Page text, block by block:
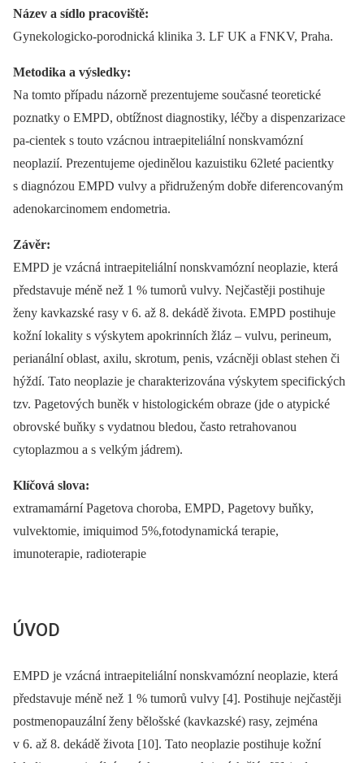
Název a sídlo pracoviště:
Gynekologicko-porodnická klinika 3. LF UK a FNKV, Praha.
Metodika a výsledky:
Na tomto případu názorně prezentujeme současné teoretické
poznatky o EMPD, obtížnost diagnostiky, léčby a dispenzarizace
pa-cientek s touto vzácnou intraepiteliální nonskvamózní
neoplazií. Prezentujeme ojedinělou kazuistiku 62leté pacientky
s diagnózou EMPD vulvy a přidruženým dobře diferencovaným
adenokarcinomem endometria.
Závěr:
EMPD je vzácná intraepiteliální nonskvamózní neoplazie, která
představuje méně než 1 % tumorů vulvy. Nejčastěji postihuje
ženy kavkazské rasy v 6. až 8. dekádě života. EMPD postihuje
kožní lokality s výskytem apokrinních žláz –⁠ vulvu, perineum,
perianální oblast, axilu, skrotum, penis, vzácněji oblast stehen či
hýždí. Tato neoplazie je charakterizována výskytem specifických
tzv. Pagetových buněk v histologickém obraze (jde o atypické
obrovské buňky s vydatnou bledou, často retrahovanou
cytoplazmou a s velkým jádrem).
Klíčová slova:
extramamární Pagetova choroba, EMPD, Pagetovy buňky,
vulvektomie, imiquimod 5%,fotodynamická terapie,
imunoterapie, radioterapie
ÚVOD
EMPD je vzácná intraepiteliální nonskvamózní neoplazie, která
představuje méně než 1 % tumorů vulvy [4]. Postihuje nejčastěji
postmenopauzální ženy bělošské (kavkazské) rasy, zejména
v 6. až 8. dekádě života [10]. Tato neoplazie postihuje kožní